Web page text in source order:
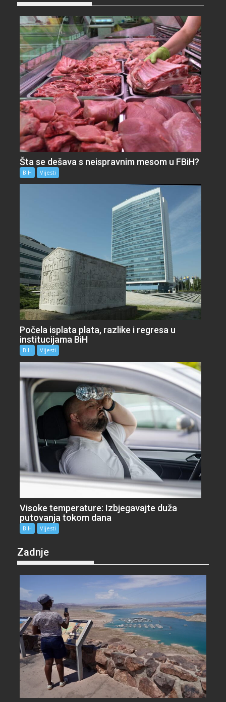
Šta se dešava s neispravnim mesom u FBiH?
BiH Vijesti
Počela isplata plata, razlike i regresa u
institucijama BiH
BiH Vijesti
Visoke temperature: Izbjegavajte duža
putovanja tokom dana
BiH Vijesti
Zadnje